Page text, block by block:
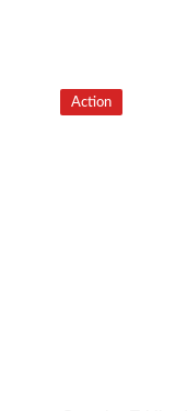
Action